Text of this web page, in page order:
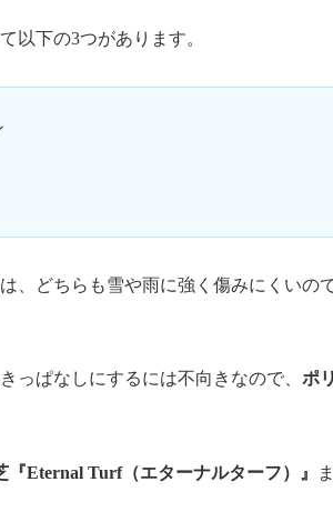
以下の3つがあります。
、どちらも雪や雨に強く傷みにくいの
っぱなしにするには不向きなので、 ポ
『Eternal Turf（エターナルターフ）』